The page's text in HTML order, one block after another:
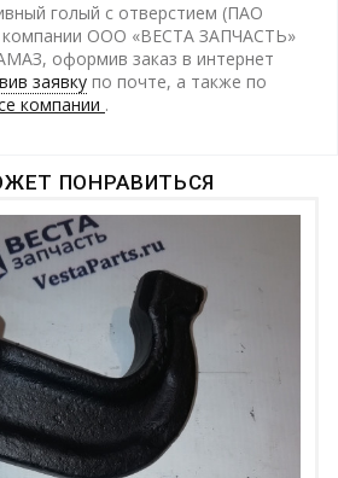
голый с отверстием (ПАО
ООО «ВЕСТА ЗАПЧАСТЬ»
оформив заказ в интернет
заявку по почте, а также по
компании .
ПОНРАВИТЬСЯ